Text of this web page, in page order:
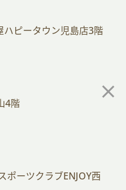
ピータウン児島店3階
4階
ポーツクラブENJOY西